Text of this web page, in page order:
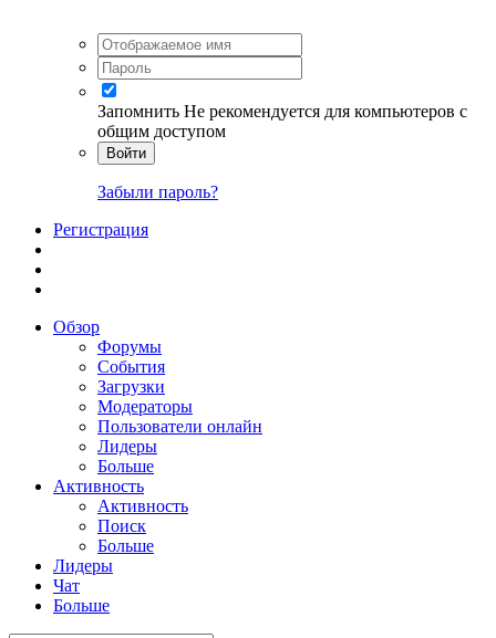
Запомнить Не рекомендуется для компьютеров с
общим доступом
Войти
Забыли пароль?
Регистрация
Обзор
Форумы
События
Загрузки
Модераторы
Пользователи онлайн
Лидеры
Больше
Активность
Активность
Поиск
Больше
Лидеры
Чат
Больше